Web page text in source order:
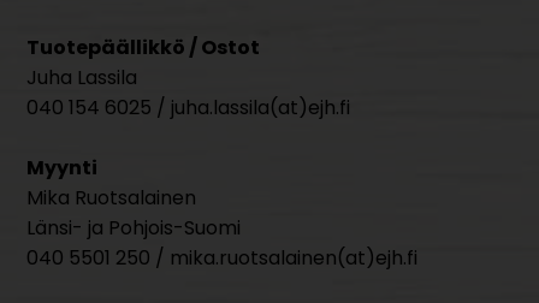
Tuotepäällikkö / Ostot
Juha Lassila
040 154 6025 / juha.lassila(at)ejh.fi
Myynti
Mika Ruotsalainen
Länsi- ja Pohjois-Suomi
040 5501 250 / mika.ruotsalainen(at)ejh.fi